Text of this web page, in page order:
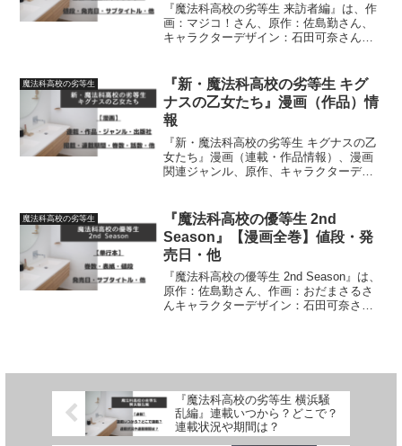
『魔法科高校の劣等生 来訪者編』は、作
画：マジコ！さん、原作：佐島勤さん、
キャラクターデザイン：石田可奈さんに
日・サブタイトル初出・登場人物につい
て、詳しく紹介しています
魔法科高校の劣等生
『新・魔法科高校の劣等生 キグ
ナスの乙女たち』漫画（作品）情
報
『新・魔法科高校の劣等生 キグナスの乙
女たち』漫画（連載・作品情報）、漫画
関連ジャンル、原作、キャラクターデザ
ます
魔法科高校の劣等生
『魔法科高校の優等生 2nd
Season』【漫画全巻】値段・発
売日・他
『魔法科高校の優等生 2nd Season』は、
原作：佐島勤さん、作画：おだまさるさ
んキャラクターデザイン：石田可奈さ
『魔法科高校の劣等生 横浜騒
乱編』連載いつから？どこで？
連載状況や期間は？